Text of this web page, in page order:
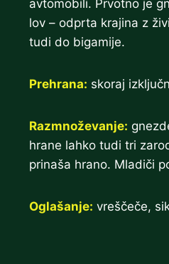
avtomobili. Prvotno je
lov – odprta krajina z
tudi do bigamije.
Prehrana: skoraj
Razmnoževanje:
hrane lahko tudi tri
prinaša hrano. Mladiči
Oglašanje: vreščeče,